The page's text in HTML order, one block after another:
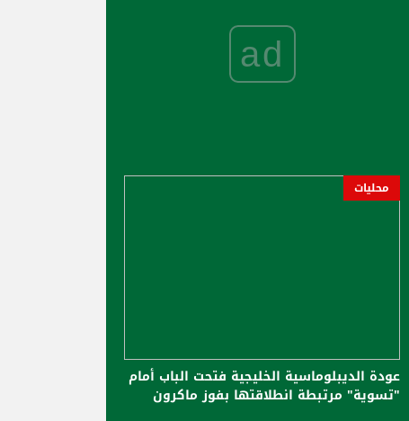
ad
محليات
عودة الديبلوماسية الخليجية فتحت الباب أمام
"تسوية" مرتبطة انطلاقتها بفوز ماكرون